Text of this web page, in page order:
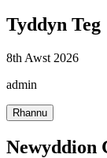
Tyddyn Teg
8th Awst 2026
admin
Rhannu
Newyddion